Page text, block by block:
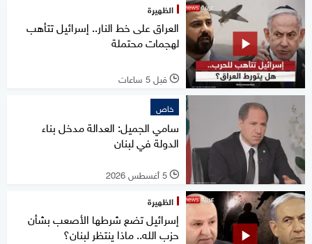
الظهيرة
العراق على خط النار.. إسرائيل تتأهب
لهجمات محتملة
l قبل 5 ساعات
خاص
سامي الجميل: العدالة مدخل بناء
الدولة في لبنان
l 5 أغسطس 2026
الظهيرة
إسرائيل تضع شرطها الأصعب بشأن
حزب الله.. ماذا ينتظر لبنان؟